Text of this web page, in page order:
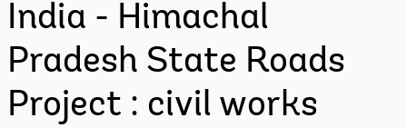
India - Himachal
Pradesh State Roads
Project : civil works